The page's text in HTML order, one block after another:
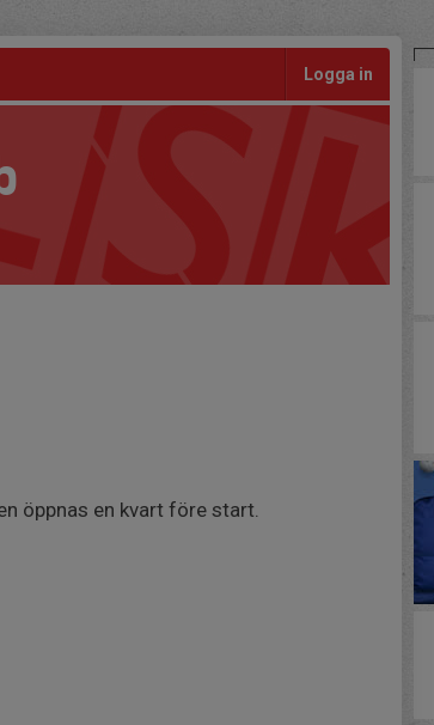
Logga in
öppnas en kvart före start.